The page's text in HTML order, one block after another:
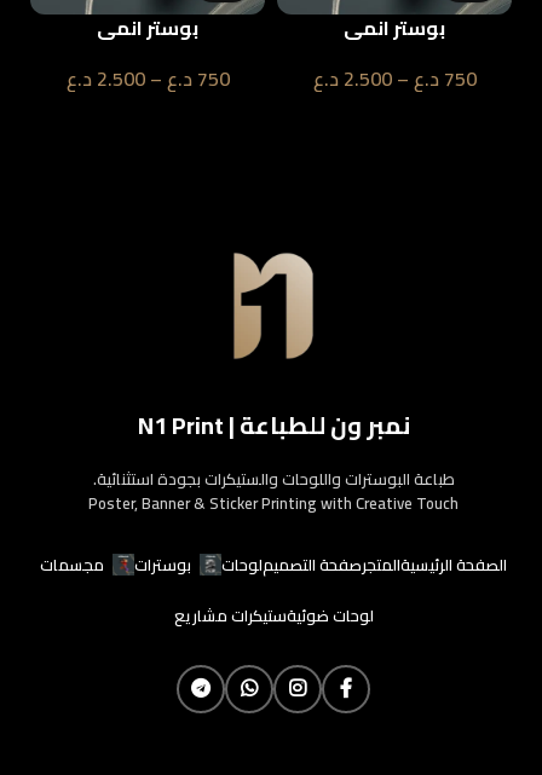
بوستر انمي
750د.ع–
2.500د.ع
بوستر انمي
750د.ع–
2.500د.ع
نمبر ون للطباعة | N1 Print
طباعة البوسترات واللوحات والستيكرات بجودة استثنائية.
Poster, Banner & Sticker Printing with Creative Touch
الصفحة الرئيسيةالمتجرصفحة التصميملوحات بوسترات
مجسمات
لوحات ضوئيةستيكرات مشاريع